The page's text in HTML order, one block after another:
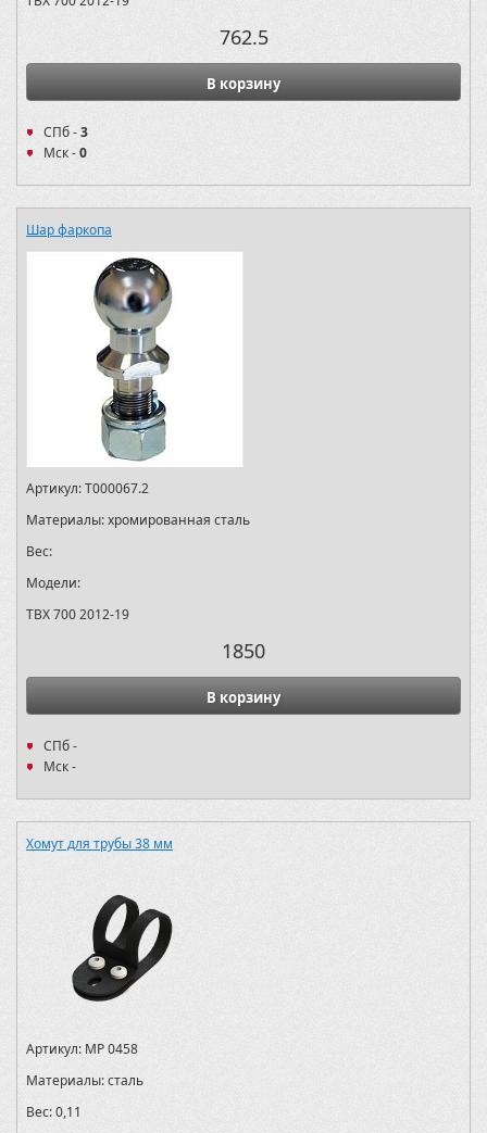
762.5
В корзину
СПб -3
Мск -0
Шар фаркопа
Артикул:T000067.2
Материалы:хромированная сталь
Вес:
Модели:
TBX 700 2012-19
1850
В корзину
СПб -
Мск -
Хомут для трубы 38 мм
Артикул: MP 0458
Материалы:сталь
Вес:0,11